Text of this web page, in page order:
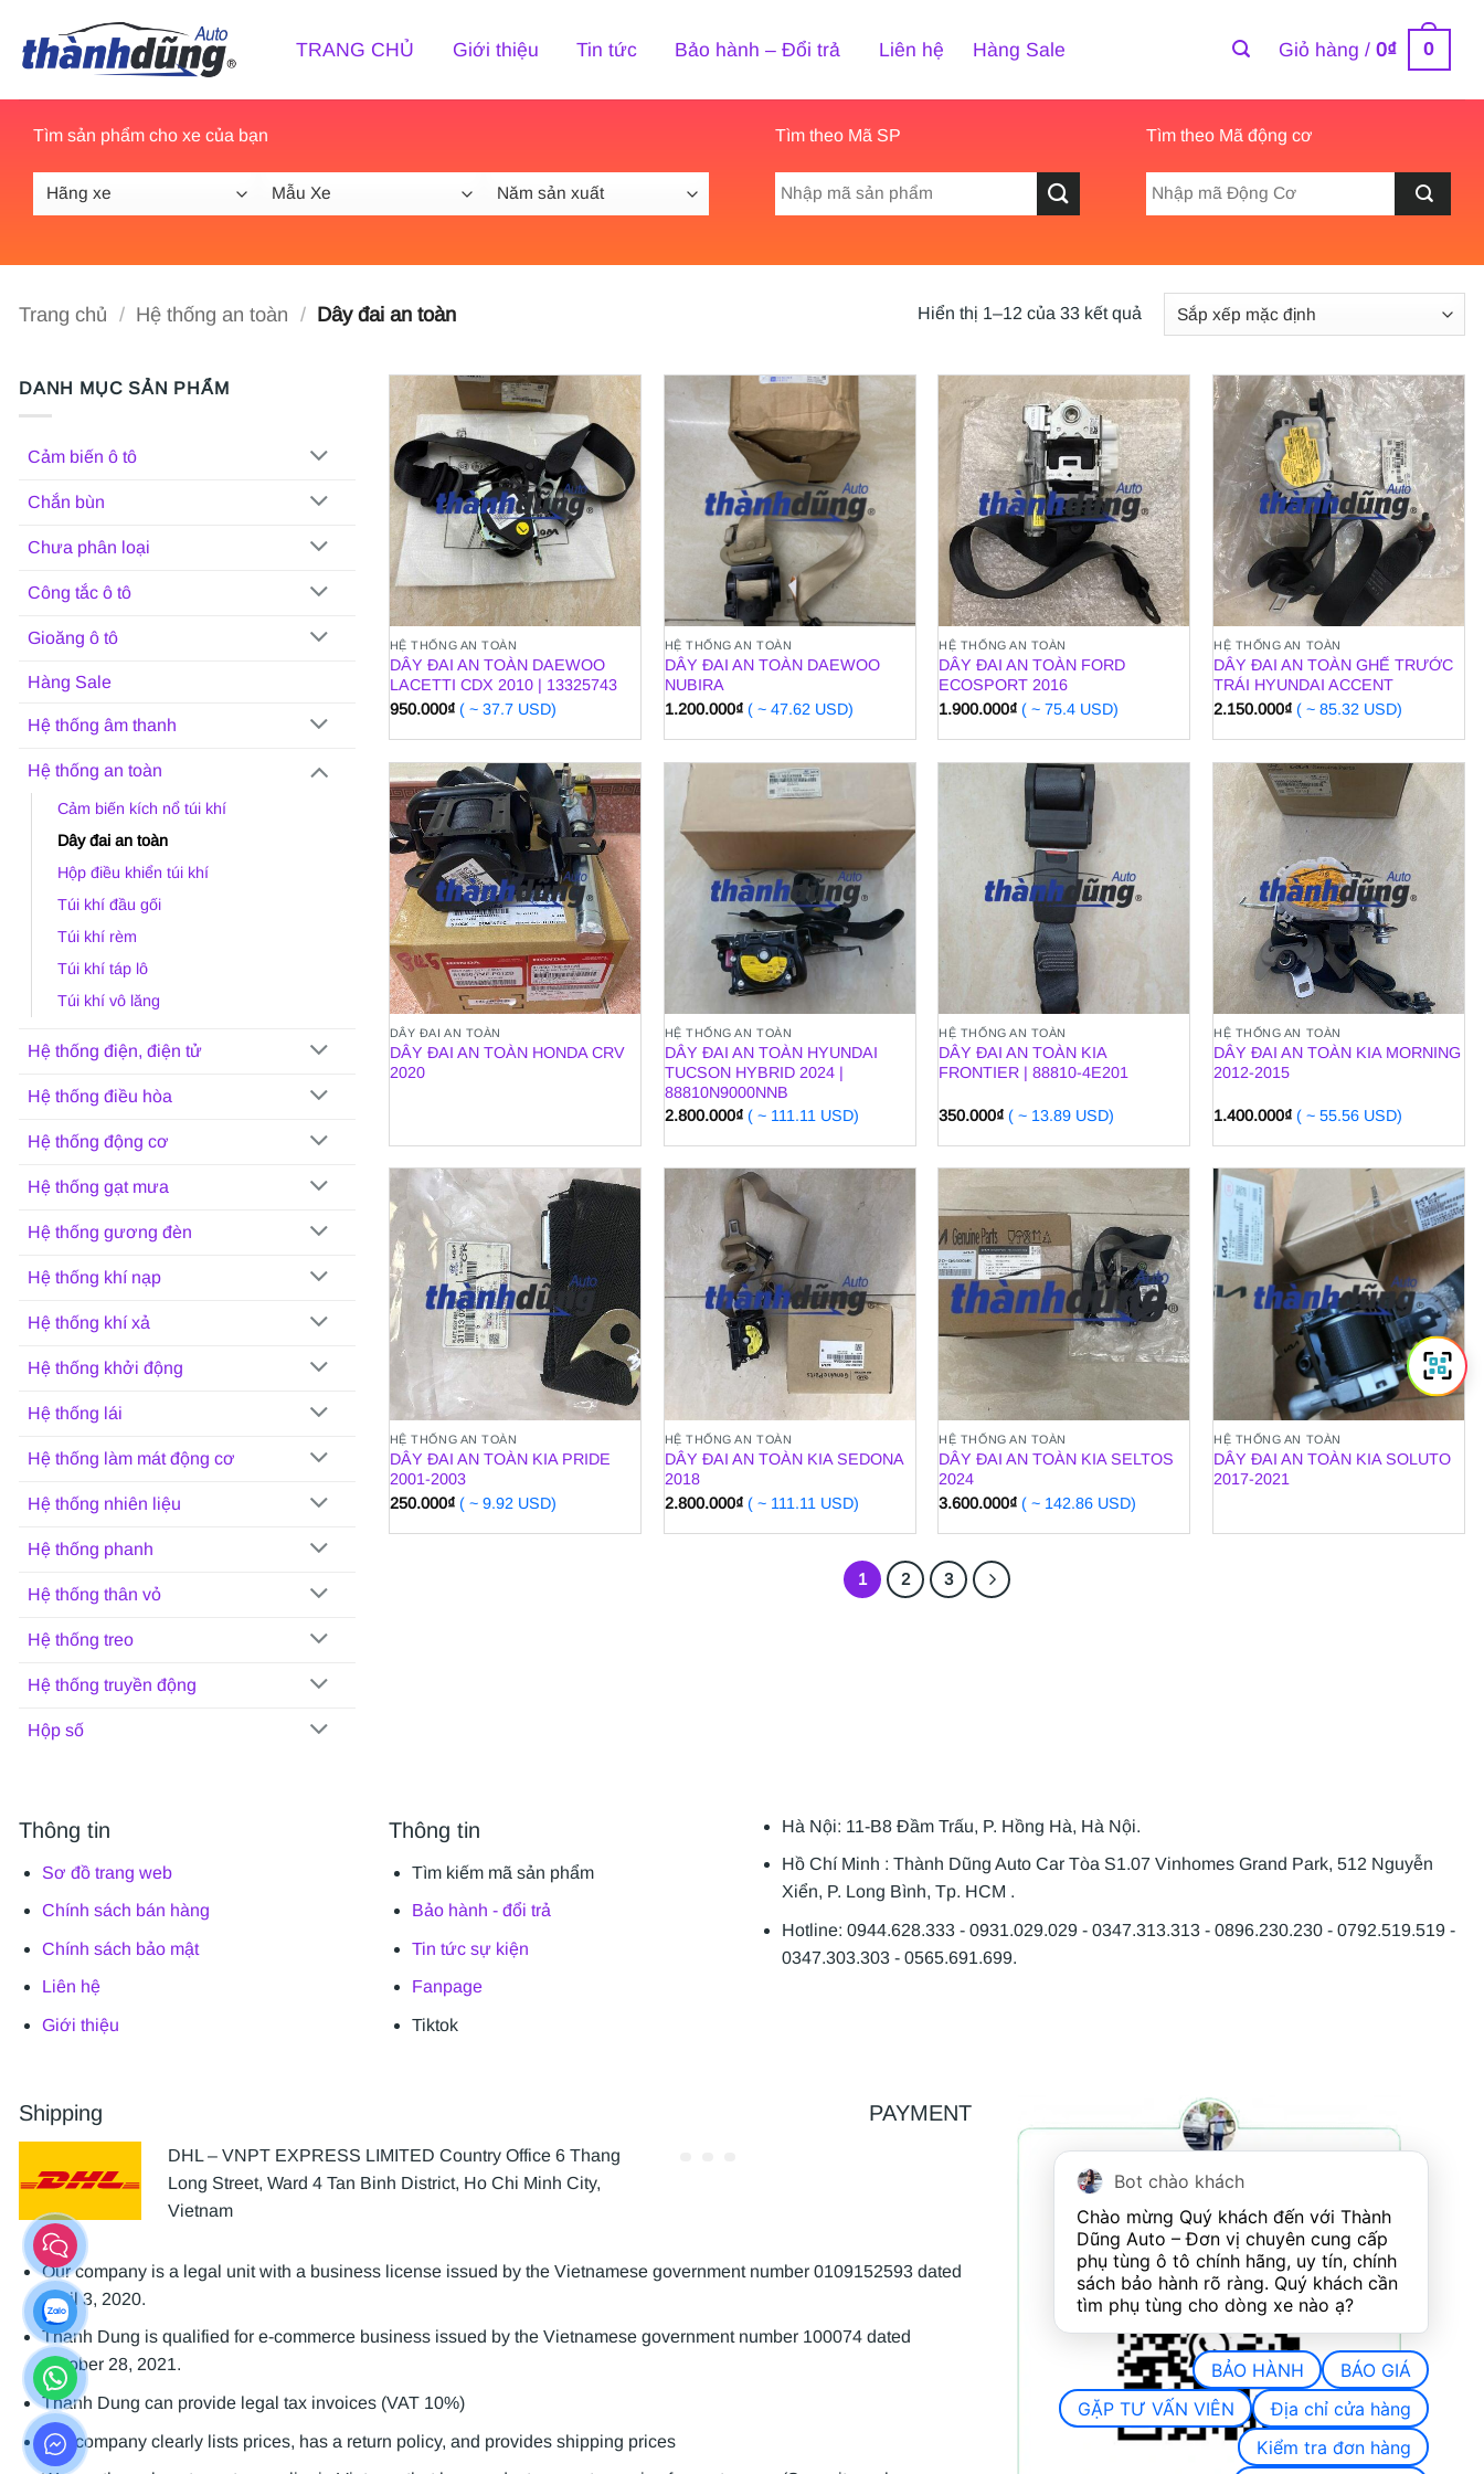
qua
nội
dung
TRANG CHỦ Giới thiệu Tin tức Bảo hành – Đổi trả Liên hệ Hàng Sale Giỏ hàng /0₫ 0
Tìm sản phẩm cho xe của bạn Tìm theo Mã SP
Tìm
Tìm theo Mã động cơ
Trang chủ / Hệ thống an toàn / Dây đai an toàn Hiển thị 1–12 của 33 kết quả
DANH MỤC SẢN PHẨM
Cảm biến ô tô
Chắn bùn
Chưa phân loại
Công tắc ô tô
Gioăng ô tô
Hàng Sale
Hệ thống âm thanh
Hệ thống an toàn
Cảm biến kích nổ túi khí
Dây đai an toàn
Hộp điều khiển túi khí
Túi khí đầu gối
Túi khí rèm
Túi khí táp lô
Túi khí vô lăng
Hệ thống điện, điện tử
Hệ thống điều hòa
Hệ thống động cơ
Hệ thống gạt mưa
Hệ thống gương đèn
Hệ thống khí nạp
Hệ thống khí xả
Hệ thống khởi động
Hệ thống lái
Hệ thống làm mát động cơ
Hệ thống nhiên liệu
Hệ thống phanh
Hệ thống thân vỏ
Hệ thống treo
Hệ thống truyền động
Hộp số
HỆ THỐNG AN TOÀN
DÂY ĐAI AN TOÀN DAEWOO
LACETTI CDX 2010 | 13325743
950.000₫ ( ~ 37.7 USD)
HỆ THỐNG AN TOÀN
DÂY ĐAI AN TOÀN DAEWOO
NUBIRA
1.200.000₫ ( ~ 47.62 USD)
HỆ THỐNG AN TOÀN
DÂY ĐAI AN TOÀN FORD
ECOSPORT 2016
1.900.000₫ ( ~ 75.4 USD)
HỆ THỐNG AN TOÀN
DÂY ĐAI AN TOÀN GHẾ TRƯỚC
TRÁI HYUNDAI ACCENT
2.150.000₫ ( ~ 85.32 USD)
DÂY ĐAI AN TOÀN
DÂY ĐAI AN TOÀN HONDA CRV
2020
HỆ THỐNG AN TOÀN
DÂY ĐAI AN TOÀN HYUNDAI
TUCSON HYBRID 2024 |
88810N9000NNB
2.800.000₫ ( ~ 111.11 USD)
HỆ THỐNG AN TOÀN
DÂY ĐAI AN TOÀN KIA
FRONTIER | 88810-4E201
350.000₫ ( ~ 13.89 USD)
HỆ THỐNG AN TOÀN
DÂY ĐAI AN TOÀN KIA MORNING
2012-2015
1.400.000₫ ( ~ 55.56 USD)
HỆ THỐNG AN TOÀN
DÂY ĐAI AN TOÀN KIA PRIDE
2001-2003
250.000₫ ( ~ 9.92 USD)
HỆ THỐNG AN TOÀN
DÂY ĐAI AN TOÀN KIA SEDONA
2018
2.800.000₫ ( ~ 111.11 USD)
HỆ THỐNG AN TOÀN
DÂY ĐAI AN TOÀN KIA SELTOS
2024
3.600.000₫ ( ~ 142.86 USD)
HỆ THỐNG AN TOÀN
DÂY ĐAI AN TOÀN KIA SOLUTO
2017-2021
1 2 3
Thông tin
Sơ đồ trang web
Chính sách bán hàng
Chính sách bảo mật
Liên hệ
Giới thiệu
Thông tin
Tìm kiếm mã sản phẩm
Bảo hành - đổi trả
Tin tức sự kiện
Fanpage
Tiktok
Hà Nội: 11-B8 Đầm Trấu, P. Hồng Hà, Hà Nội.
Hồ Chí Minh : Thành Dũng Auto Car Tòa S1.07 Vinhomes Grand Park, 512 Nguyễn
Xiển, P. Long Bình, Tp. HCM .
Hotline: 0944.628.333 - 0931.029.029 - 0347.313.313 - 0896.230.230 - 0792.519.519 -
0347.303.303 - 0565.691.699.
Shipping
DHL – VNPT EXPRESS LIMITED Country Office 6 Thang
Long Street, Ward 4 Tan Binh District, Ho Chi Minh City,
Vietnam
PAYMENT
Our company is a legal unit with a business license issued by the Vietnamese government number 0109152593 dated
April 3, 2020.
Thanh Dung is qualified for e-commerce business issued by the Vietnamese government number 100074 dated
October 28, 2021.
Thanh Dung can provide legal tax invoices (VAT 10%)
Our company clearly lists prices, has a return policy, and provides shipping prices
Bot chào khách
Chào mừng Quý khách đến với Thành
Dũng Auto – Đơn vị chuyên cung cấp
phụ tùng ô tô chính hãng, uy tín, chính
sách bảo hành rõ ràng. Quý khách cần
tìm phụ tùng cho dòng xe nào ạ?
BẢO HÀNH
BÁO GIÁ
GẶP TƯ VẤN VIÊN
Địa chỉ cửa hàng
Kiểm tra đơn hàng